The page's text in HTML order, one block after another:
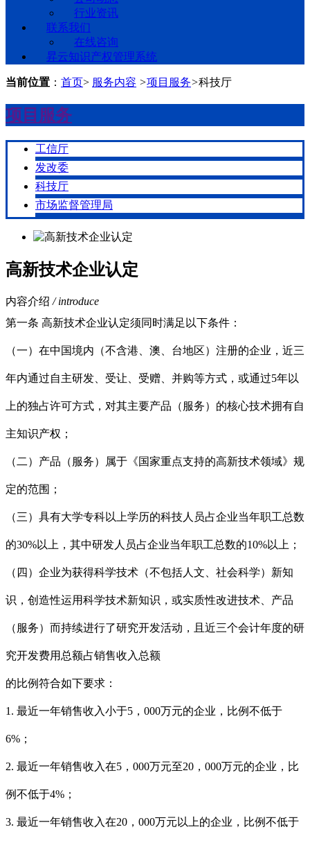
行业资讯
联系我们
在线咨询
昇云知识产权管理系统
当前位置 ： 首页> 服务内容 >项目服务>科技厅
项目服务
工信厅
发改委
科技厅
市场监督管理局
高新技术企业认定
内容介绍 / introduce
第一条 高新技术企业认定须同时满足以下条件：
（一）在中国境内（不含港、澳、台地区）注册的企业，近三
年内通过自主研发、受让、受赠、并购等方式，或通过5年以
上的独占许可方式，对其主要产品（服务）的核心技术拥有自
主知识产权；
（二）产品（服务）属于《国家重点支持的高新技术领域》规
定的范围；
（三）具有大学专科以上学历的科技人员占企业当年职工总数
的30%以上，其中研发人员占企业当年职工总数的10%以上；
（四）企业为获得科学技术（不包括人文、社会科学）新知
识，创造性运用科学技术新知识，或实质性改进技术、产品
（服务）而持续进行了研究开发活动，且近三个会计年度的研
究开发费用总额占销售收入总额
的比例符合如下要求：
1. 最近一年销售收入小于5，000万元的企业，比例不低于
6%；
2. 最近一年销售收入在5，000万元至20，000万元的企业，比
例不低于4%；
3. 最近一年销售收入在20，000万元以上的企业，比例不低于